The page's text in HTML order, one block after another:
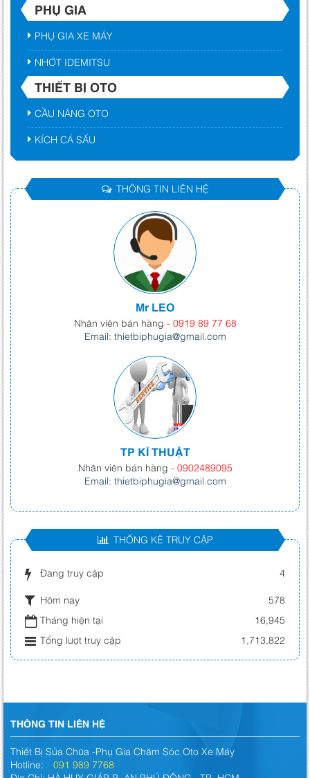
PHỤ GIA
PHỤ GIA XE MÁY
NHỚT IDEMITSU
THIẾT BỊ OTO
CẦU NÂNG OTO
KÍCH CÁ SẤU
THÔNG TIN LIÊN HỆ
Mr LEO
Nhân viên bán hàng - 0919 89 77 68
Email: thietbiphugia@gmail.com
TP KĨ THUẬT
Nhân viên bán hàng - 0902489095
Email: thietbiphugia@gmail.com
THỐNG KÊ TRUY CẬP
Đang truy cập 4
Hôm nay
578
Tháng hiện tại
16,945
Tổng lượt truy cập
1,713,822
THÔNG TIN LIÊN HỆ
Thiết Bị Sửa Chữa -Phụ Gia Chăm Sóc Oto Xe Máy
Hotline: 091 989 7768